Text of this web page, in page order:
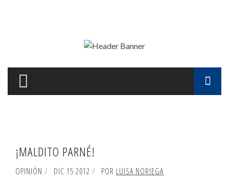
¡MALDITO PARNÉ!
OPINIÓN DIC 15 2012 POR LUISA NORIEGA